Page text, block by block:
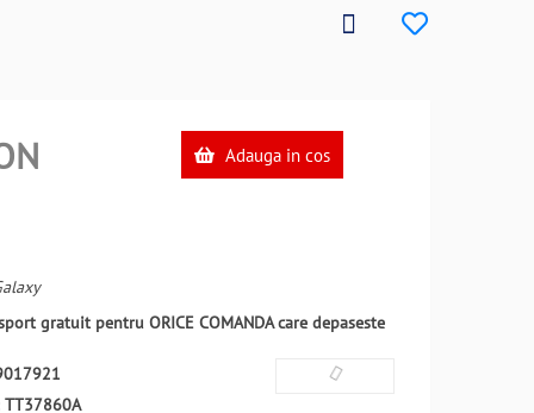
Adauga in cos
gratuit pentru ORICE COMANDA care depaseste
TT37860A